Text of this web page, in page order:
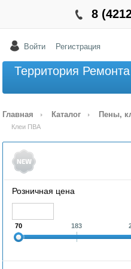
8
Войти Регистрация
Территория Ремонта
Главная Каталог Пены,
Клеи ПВА
Розничная цена
70 183